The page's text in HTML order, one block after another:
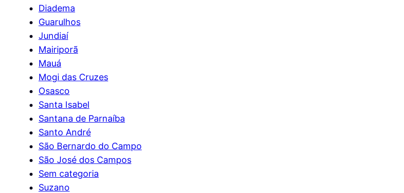
Diadema
Guarulhos
Jundiaí
Mairiporã
Mauá
Mogi das Cruzes
Osasco
Santa Isabel
Santana de Parnaíba
Santo André
São Bernardo do Campo
São José dos Campos
Sem categoria
Suzano